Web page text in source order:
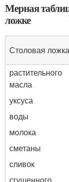
Мерная
ложке
Столовая ложка
растительного
масла
уксуса
воды
молока
сметаны
сливок